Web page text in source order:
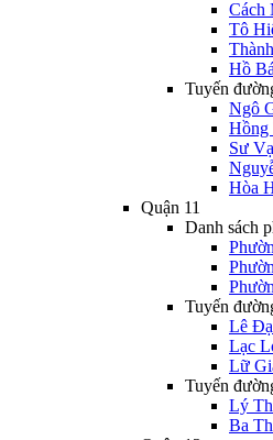
Cách
Tô
Hồ
Tuyến
Ngô
Hồng
Sư
Hòa
Quận 11
Danh sách
Tuyến
Lê
Lạc
Lữ
Tuyến
Lý
Ba